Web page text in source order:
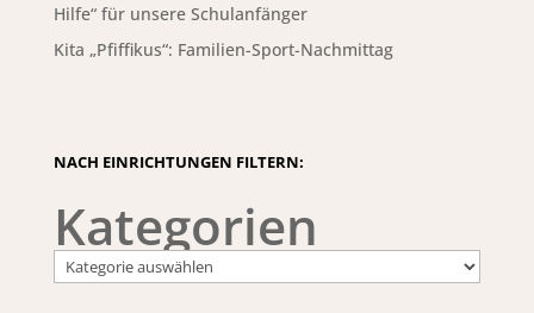
Hilfe“ für unsere Schulanfänger
Kita „Pfiffikus“: Familien-Sport-Nachmittag
NACH EINRICHTUNGEN FILTERN:
Kategorien